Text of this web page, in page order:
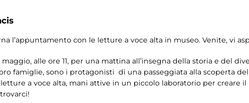
l’appuntamento con le letture a voce alta in museo. Venite, vi
alle ore 11, per una mattina all’insegna della storia e del
famiglie, sono i protagonisti di una passeggiata alla scoperta
a voce alta, mani attive in un piccolo laboratorio per creare il